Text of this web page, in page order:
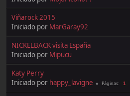
Viñarock 2015
Iniciado por MarGaray92
NICKELBACK visita España
Iniciado por Mipucu
Katy Perry
Iniciado por happy_lavigne Páginas 1